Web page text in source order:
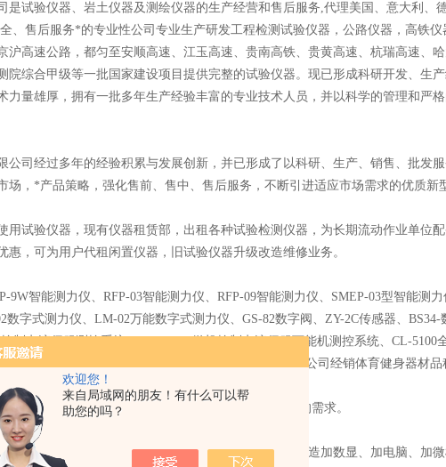
欢迎您！
来自局域网的朋友！有什么可以帮
助您的吗？
是试验仪器、岩土仪器及测绘仪器的生产经营和售后服务,代理美国、意大利、
、售后服务*的专业性公司专业生产研发工程检测试验仪器，公路仪器，高铁
沪高速公路，都匀至安顺高速、江玉高速、贵南高铁、贵黄高速、杭瑞高速、
院综合甲级等一批国家建设项目提供完整的试验仪器。现已形成科研开发、生
力量雄厚，拥有一批多年生产经验丰富的专业技术人员，并以科学的管理和严
司经过多年的经验积累与发展创新，并已形成了以科研、生产、销售、批发
场，*产品策略，强化售前、售中、售后服务，不断引进适应市场需求的优质新
试验仪器，现有仪器租赁部，出租各种试验检测仪器，为长期流动作业单位
惠，可为用户代租闲置仪器，旧试验仪器升级改造维修业务。
智能测力仪、RFP-03智能测力仪、RFP-09智能测力仪、SMEP-03型智能测力
数字式测力仪、LM-02万能数字式测力仪、GS-82数字阀、ZY-2C传感器、BS34-
制电液伺服测控系统、EHC-3100微机控制电液伺服万能机测控系统、CL-5100
控系统、EHDC-N型恒加载压力试验机控制系统等。我公司经销体育健身器材品
*！ 专业技术与客服团队24小时在线，*时间响应您的需求。
压力试验机、万能材料试验机试验机可维修、表盘改造加数显、加电脑、加微